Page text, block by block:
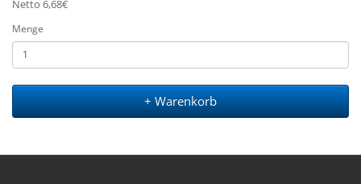
Netto 6,68€
Menge
+ Warenkorb